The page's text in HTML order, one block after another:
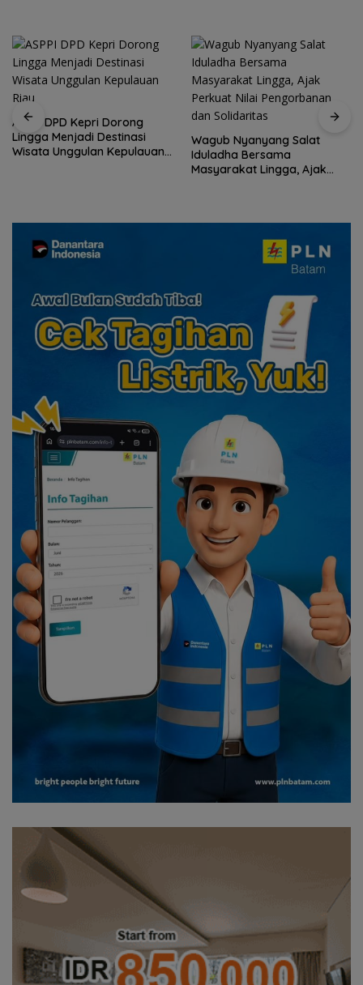
ASPPI DPD Kepri Dorong
Lingga Menjadi Destinasi
Wisata Unggulan Kepulauan
Wagub Nyanyang Salat
Iduladha Bersama
Masyarakat Lingga, Ajak